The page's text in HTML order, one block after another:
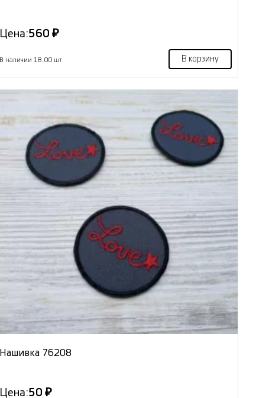
Цена:560 ₽
В наличии 18.00 шт В корзину
Нашивка 76208
Цена:50 ₽